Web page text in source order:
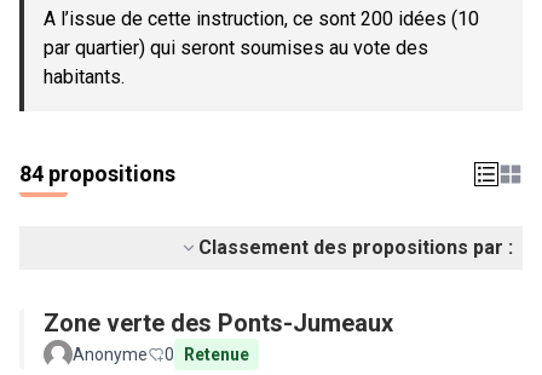
A l’issue de cette instruction, ce sont 200 idées (10
par quartier) qui seront soumises au vote des
habitants.
84 propositions
Classement des propositions par :
Zone verte des Ponts-Jumeaux
Anonyme 0 Retenue